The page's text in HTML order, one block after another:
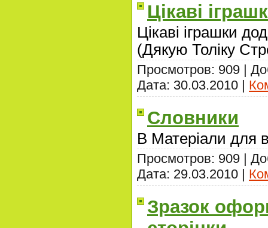
Цікаві
Цікаві іграшки
(Дякую Толіку
Просмотров: 909 |
Дата: 30.03.2010 |
Словники
В Матеріали для
Просмотров: 909 |
Дата: 29.03.2010 |
Зразок